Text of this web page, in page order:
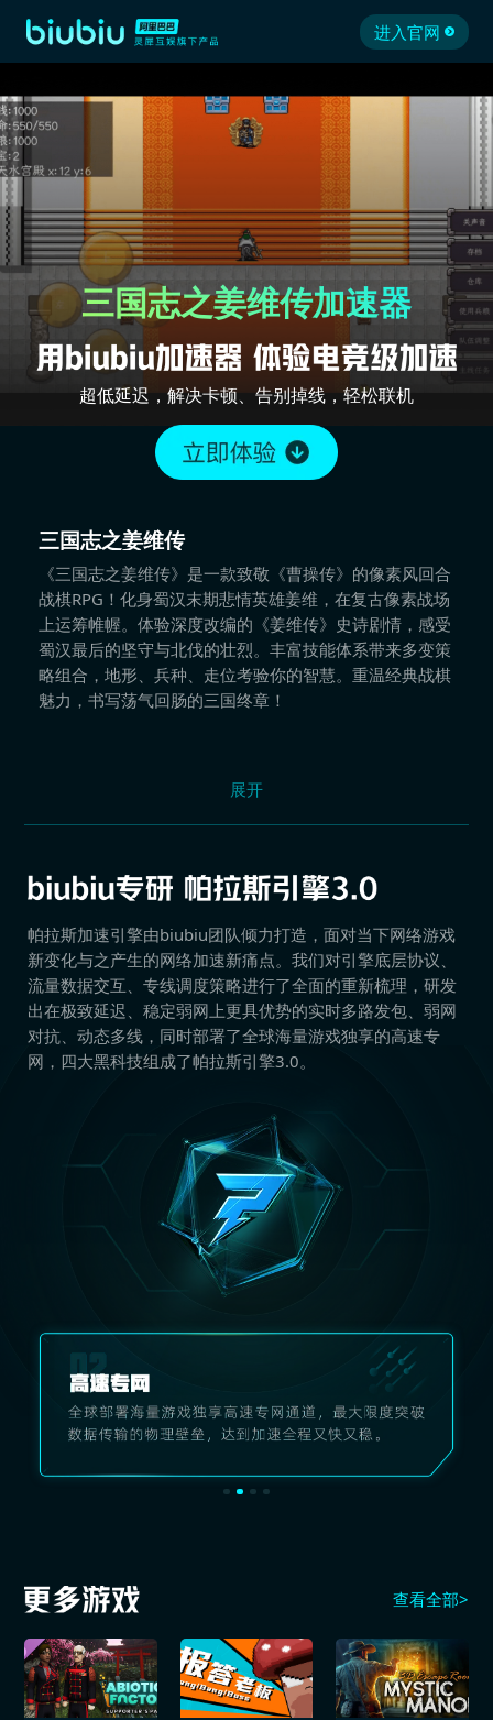
进入官网
三国志之姜维传加速器
超低延迟，解决卡顿、告别掉线，轻松联机
三国志之姜维传
《三国志之姜维传》是一款致敬《曹操传》的像素风回合
战棋RPG！化身蜀汉末期悲情英雄姜维，在复古像素战场
上运筹帷幄。体验深度改编的《姜维传》史诗剧情，感受
蜀汉最后的坚守与北伐的壮烈。丰富技能体系带来多变策
略组合，地形、兵种、走位考验你的智慧。重温经典战棋
魅力，书写荡气回肠的三国终章！
展开
帕拉斯加速引擎由biubiu团队倾力打造，面对当下网络游戏
新变化与之产生的网络加速新痛点。我们对引擎底层协议、
流量数据交互、专线调度策略进行了全面的重新梳理，研发
出在极致延迟、稳定弱网上更具优势的实时多路发包、弱网
对抗、动态多线，同时部署了全球海量游戏独享的高速专
网，四大黑科技组成了帕拉斯引擎3.0。
查看全部>